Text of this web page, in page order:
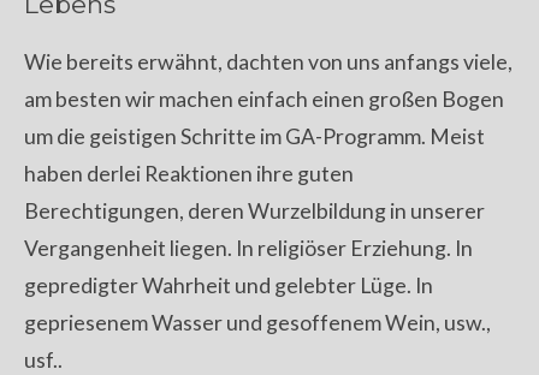
Wie bereits erwähnt, dachten von uns anfangs viele,
am besten wir machen einfach einen großen Bogen
um die geistigen Schritte im GA-Programm. Meist
haben derlei Reaktionen ihre guten
Berechtigungen, deren Wurzelbildung in unserer
Vergangenheit liegen. In religiöser Erziehung. In
gepredigter Wahrheit und gelebter Lüge. In
gepriesenem Wasser und gesoffenem Wein, usw.,
usf..